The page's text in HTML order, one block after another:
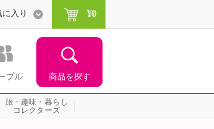
プル 商品を探す
に入り ¥0
旅・趣味・暮らし
コレクターズ